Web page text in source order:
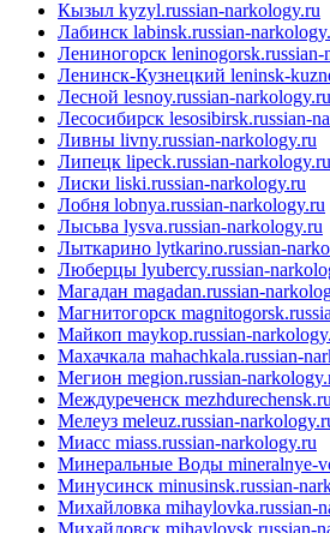
Кызыл kyzyl.russian-narkology.ru
Лабинск labinsk.russian-
Лениногорск leninogorsk.russian-
Ленинск-Кузнецкий leninsk-
Лесной lesnoy.russian-narkology.ru
Лесосибирск lesosibirsk.russian-
Ливны livny.russian-narkology.ru
Липецк lipeck.russian-narkology.ru
Лиски liski.russian-narkology.ru
Лобня lobnya.russian-narkology.ru
Лысьва lysva.russian-narkology.ru
Лыткарино lytkarino.russian-
Люберцы lyubercy.russian-
Магадан magadan.russian-
Магнитогорск
Майкоп maykop.russian-
Махачкала mahachkala.russian-
Мегион megion.russian-
Междуреченск
Мелеуз meleuz.russian-
Миасс miass.russian-narkology.ru
Минеральные Воды mineralnye-
Минусинск minusinsk.russian-
Михайловка mihaylovka.russian-
Михайловск mihaylovsk.russian-